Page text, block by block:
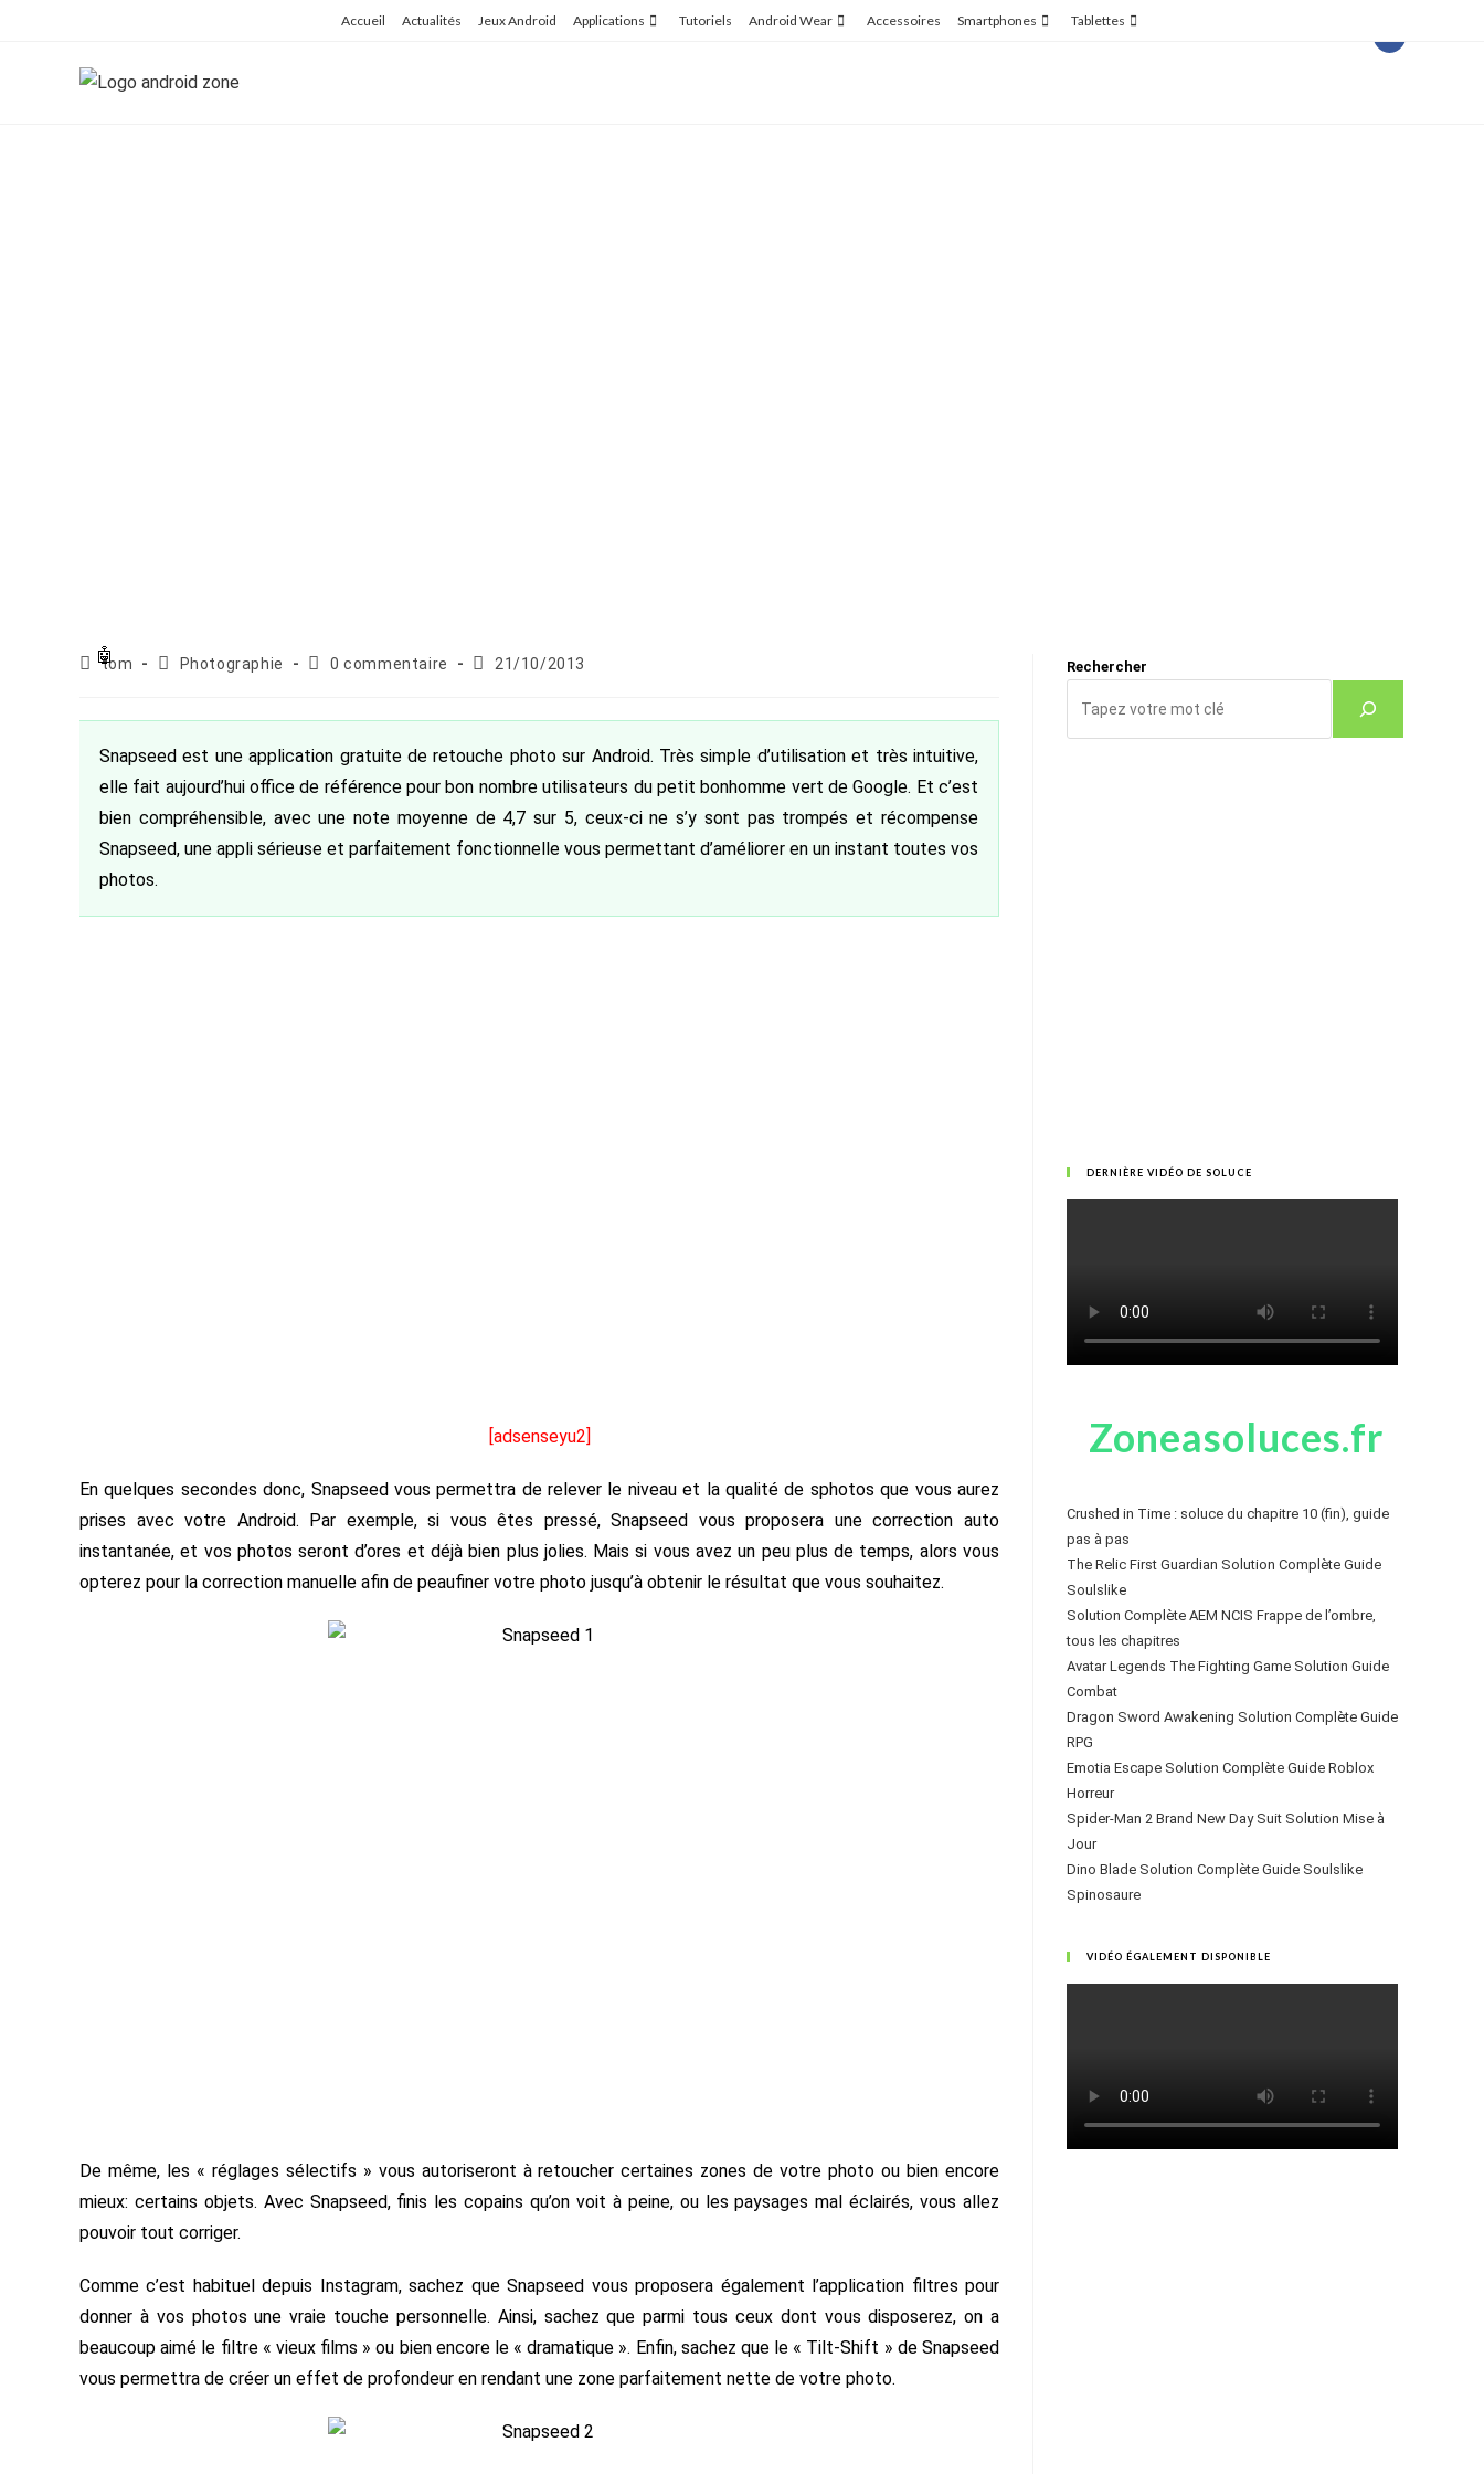
Accueil Actualités Jeux Android Applications Tutoriels Android Wear Accessoires Smartphones Tablettes
Auteur/autrice
publication :
tom
PostPhotographie
Commentaires
publication :
0 commentaire
Publication
21/10/2013
Snapseed est une application gratuite de retouche photo sur Android. Très simple d’utilisation et très intuitive,
elle fait aujourd’hui office de référence pour bon nombre utilisateurs du petit bonhomme vert de Google. Et c’est
bien compréhensible, avec une note moyenne de 4,7 sur 5, ceux-ci ne s’y sont pas trompés et récompense
Snapseed, une appli sérieuse et parfaitement fonctionnelle vous permettant d’améliorer en un instant toutes vos
photos.
[adsenseyu2]
En quelques secondes donc, Snapseed vous permettra de relever le niveau et la qualité de sphotos que vous aurez
prises avec votre Android. Par exemple, si vous êtes pressé, Snapseed vous proposera une correction auto
instantanée, et vos photos seront d’ores et déjà bien plus jolies. Mais si vous avez un peu plus de temps, alors vous
opterez pour la correction manuelle afin de peaufiner votre photo jusqu’à obtenir le résultat que vous souhaitez.
De même, les « réglages sélectifs » vous autoriseront à retoucher certaines zones de votre photo ou bien encore
mieux: certains objets. Avec Snapseed, finis les copains qu’on voit à peine, ou les paysages mal éclairés, vous allez
pouvoir tout corriger.
Comme c’est habituel depuis Instagram, sachez que Snapseed vous proposera également l’application filtres pour
donner à vos photos une vraie touche personnelle. Ainsi, sachez que parmi tous ceux dont vous disposerez, on a
beaucoup aimé le filtre « vieux films » ou bien encore le « dramatique ». Enfin, sachez que le « Tilt-Shift » de Snapseed
vous permettra de créer un effet de profondeur en rendant une zone parfaitement nette de votre photo.
Rechercher
DERNIÈRE VIDÉO DE SOLUCE
Zoneasoluces.fr
Crushed in Time : soluce du chapitre 10 (fin), guide
pas à pas
The Relic First Guardian Solution Complète Guide
Soulslike
Solution Complète AEM NCIS Frappe de l’ombre,
tous les chapitres
Avatar Legends The Fighting Game Solution Guide
Combat
Dragon Sword Awakening Solution Complète Guide
RPG
Emotia Escape Solution Complète Guide Roblox
Horreur
Spider-Man 2 Brand New Day Suit Solution Mise à
Jour
Dino Blade Solution Complète Guide Soulslike
Spinosaure
VIDÉO ÉGALEMENT DISPONIBLE